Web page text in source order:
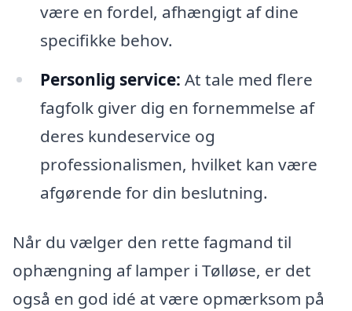
være en fordel, afhængigt af dine
specifikke behov.
Personlig service: At tale med flere
fagfolk giver dig en fornemmelse af
deres kundeservice og
professionalismen, hvilket kan være
afgørende for din beslutning.
Når du vælger den rette fagmand til
ophængning af lamper i Tølløse, er det
også en god idé at være opmærksom på